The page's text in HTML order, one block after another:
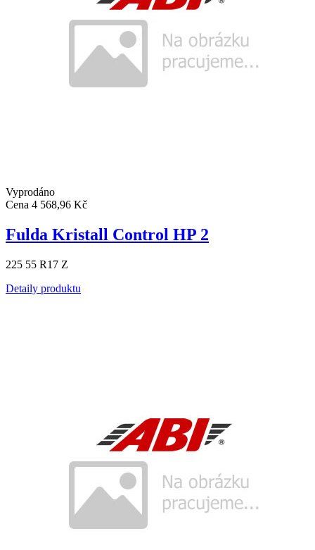
Vyprodáno
Cena 4 568,96 Kč
Fulda Kristall Control HP 2
225 55 R17 Z
Detaily produktu